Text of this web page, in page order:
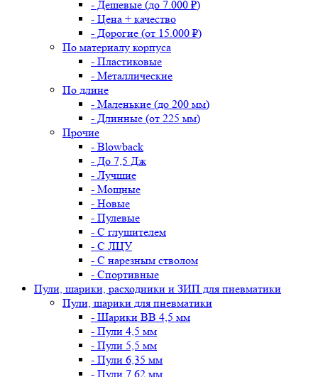
- Дешевые (до 7.000 ₽)
- Цена + качество
- Дорогие (от 15.000 ₽)
По материалу корпуса
- Пластиковые
- Металлические
По длине
- Маленькие (до 200 мм)
- Длинные (от 225 мм)
Прочие
- Blowback
- До 7,5 Дж
- Лучшие
- Мощные
- Новые
- Пулевые
- С глушителем
- С ЛЦУ
- С нарезным стволом
- Спортивные
Пули, шарики, расходники и ЗИП для пневматики
Пули, шарики для пневматики
- Шарики BB 4,5 мм
- Пули 4,5 мм
- Пули 5,5 мм
- Пули 6,35 мм
- Пули 7,62 мм